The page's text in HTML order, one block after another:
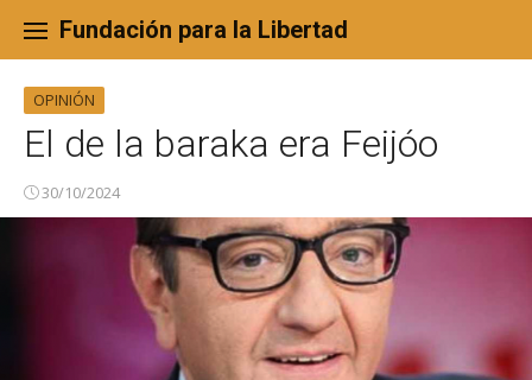
content
Fundación para la Libertad
OPINIÓN
El de la baraka era Feijóo
30/10/2024